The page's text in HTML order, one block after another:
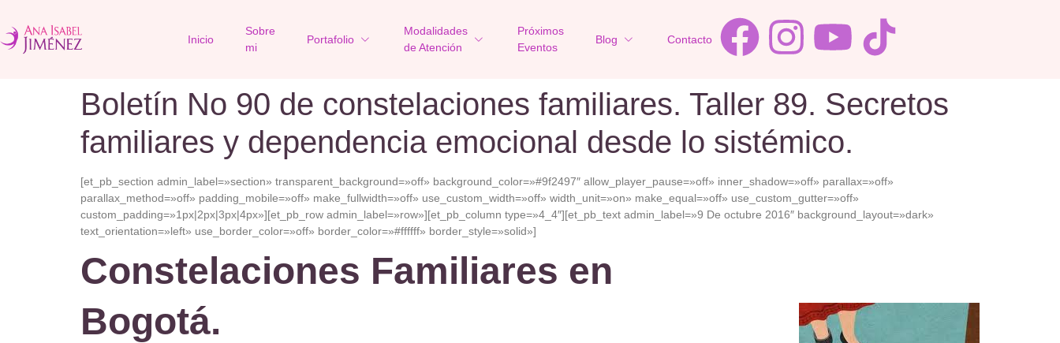
Inicio
Sobre
mi
Portafolio
Modalidades
de Atención
Próximos
Eventos
Blog Contacto
Boletín No 90 de constelaciones familiares. Taller 89. Secretos
familiares y dependencia emocional desde lo sistémico.
[et_pb_section admin_label=»section» transparent_background=»off» background_color=»#9f2497″ allow_player_pause=»off» inner_shadow=»off» parallax=»off»
parallax_method=»off» padding_mobile=»off» make_fullwidth=»off» use_custom_width=»off» width_unit=»on» make_equal=»off» use_custom_gutter=»off»
custom_padding=»1px|2px|3px|4px»][et_pb_row admin_label=»row»][et_pb_column type=»4_4″][et_pb_text admin_label=»9 De octubre 2016″ background_layout=»dark»
text_orientation=»left» use_border_color=»off» border_color=»#ffffff» border_style=»solid»]
Constelaciones Familiares en
Bogotá.